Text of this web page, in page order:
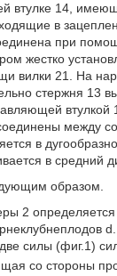
втулке 14,
в
при
жестко
вилки 21. На
стержня 13
втулкой
между
в
в средний
образом.
2
силы (фиг.1)
со стороны